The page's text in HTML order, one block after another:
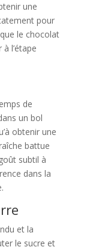
une
pour
le chocolat
l’étape
de
un bol
obtenir une
battue
subtil à
dans la
et la
le sucre et